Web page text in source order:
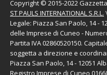
Copyright © 2015-2022
ST PAULS INTERNATIONAL S.R.L.
Legale: Piazza San Paolo, 14 -
delle Imprese di Cuneo -
Partita IVA 02860520150.
soggetta a direzione e
Piazza San Paolo, 14 - 12051
Registro Imprese di Cuneo